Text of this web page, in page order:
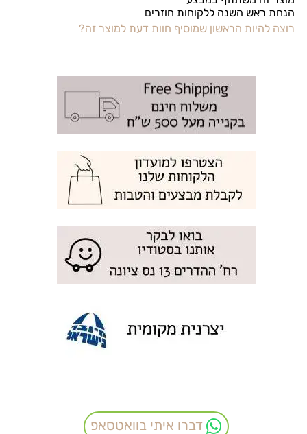
הנחת ראש השנה ללקוחות חוזרים
רוצה להיות הראשון שמוסיף חוות דעת למוצר זה?
דברו איתי בוואטסאפ